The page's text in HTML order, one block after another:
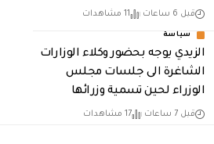
قبل 6 ساعات 11 مشاهدات
سياسة
الزيدي يوجه بحضور وكلاء الوزارات
الشاغرة الى جلسات مجلس
الوزراء لحين تسمية وزرائها
قبل 7 ساعات 17 مشاهدات